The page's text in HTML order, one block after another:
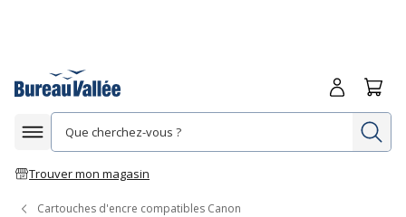
Afficher la navigation
Trouver mon magasin
Me
Cartouches d'encre compatibles Canon